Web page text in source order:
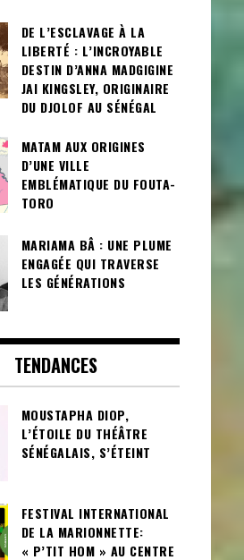
DE L’ESCLAVAGE À LA
LIBERTÉ : L’INCROYABLE
DESTIN D’ANNA MADGIGINE
JAI KINGSLEY, ORIGINAIRE
DU DJOLOF AU SÉNÉGAL
MATAM AUX ORIGINES
D’UNE VILLE
EMBLÉMATIQUE DU FOUTA-
TORO
MARIAMA BÂ : UNE PLUME
ENGAGÉE QUI TRAVERSE
LES GÉNÉRATIONS
TENDANCES
MOUSTAPHA DIOP,
L’ÉTOILE DU THÉÂTRE
SÉNÉGALAIS, S’ÉTEINT
FESTIVAL INTERNATIONAL
DE LA MARIONNETTE:
« P’TIT HOM » AU CENTRE